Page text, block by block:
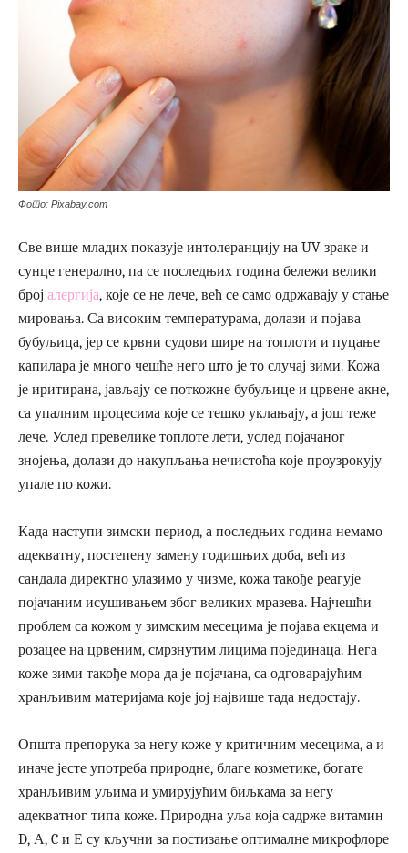
Фото: Pixabay.com
Све више младих показује интолеранцију на UV зраке и
сунце генерално, па се последњих година бележи велики
број алергија, које се не лече, већ се само одржавају у стање
мировања. Са високим температурама, долази и појава
бубуљица, јер се крвни судови шире на топлоти и пуцање
капилара је много чешће него што је то случај зими. Кожа
је иритирана, јављају се поткожне бубуљице и црвене акне,
са упалним процесима које се тешко уклањају, а још теже
лече. Услед превелике топлоте лети, услед појачаног
знојења, долази до накупљања нечистоћа које проузрокују
упале по кожи.
Када наступи зимски период, а последњих година немамо
адекватну, постепену замену годишњих доба, већ из
сандала директно улазимо у чизме, кожа такође реагује
појачаним исушивањем због великих мразева. Најчешћи
проблем са кожом у зимским месецима је појава екцема и
розацее на црвеним, смрзнутим лицима појединаца. Нега
коже зими такође мора да је појачана, са одговарајућим
хранљивим материјама које јој највише тада недостају.
Општа препорука за негу коже у критичним месецима, а и
иначе јесте употреба природне, благе козметике, богате
хранљивим уљима и умирујућим биљкама за негу
адекватног типа коже. Природна уља која садрже витамин
D, А, C и Е су кључни за постизање оптималне микрофлоре